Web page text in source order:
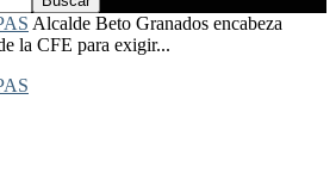
Alcalde Beto Granados encabeza
la CFE para exigir...